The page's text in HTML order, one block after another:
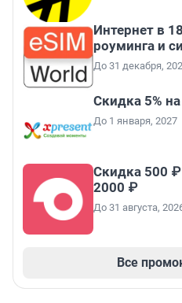
Интернет в
роуминга и
До 31 декабря,
Скидка 5%
До 1 января, 2027
Скидка 500
2000 ₽
До 31 августа,
Все